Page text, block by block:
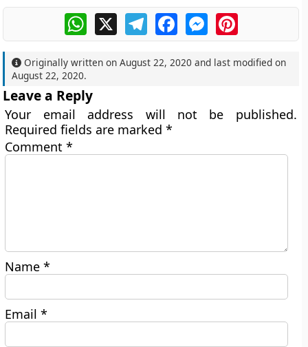
WhatsApp
X TelegramFacebookMessengerPinterest
Originally written onAugust 22, 2020 and last modified on
August 22, 2020.
Leave a Reply
Your email address will not be published.
Required fields are marked*
Comment*
Name*
Email*